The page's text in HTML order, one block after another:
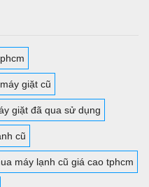
máy giặt cũ
giặt đã qua sử dụng
cũ
máy lạnh cũ giá cao tphcm